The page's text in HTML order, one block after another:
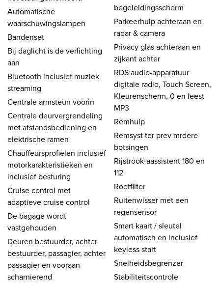
Automatische
waarschuwingslampen
Bandenset
Bij daglicht is de verlichting
aan
Bluetooth inclusief muziek
streaming
Centrale armsteun voorin
Centrale deurvergrendeling
met afstandsbediening en
elektrische ramen
Chauffeursprofielen inclusief
motorkarakteristieken en
inclusief besturing
Cruise control met
adaptieve cruise control
De bagage wordt
vastgehouden
Deuren bestuurder, achter
bestuurder, passagier, achter
passagier en vooraan
scharnierend
begeleidingsscherm
Parkeerhulp achteraan en
radar & camera
Privacy glas achteraan en
zijkant achter
RDS audio-apparatuur
digitale radio, Touch Screen,
Kleurenscherm, 0 en leest
MP3
Remhulp
Remsyst ter prev mrdere
botsingen
Rijstrook-aassistent 180 en
112
Roetfilter
Ruitenwisser met een
regensensor
Smart kaart / sleutel
automatisch en inclusief
keyless start
Snelheidsbegrenzer
Stabiliteitscontrole